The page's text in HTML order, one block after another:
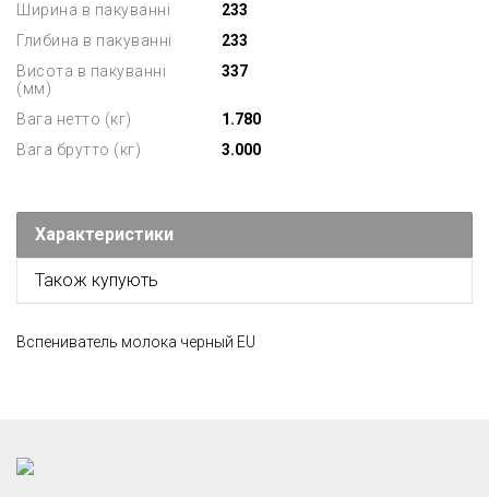
Ширина в пакуванні
233
Глибина в пакуванні
233
Висота в пакуванні
(мм)
337
Вага нетто (кг)
1.780
Вага брутто (кг)
3.000
Характеристики
Також купують
Вспениватель молока черный EU